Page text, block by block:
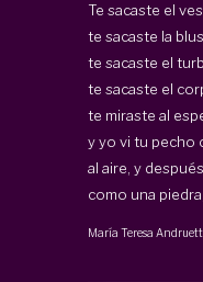
Te sacaste el
te sacaste la
te sacaste el
te sacaste el
te miraste al
y yo vi tu pecho
al aire, y
como una piedra,
María Teresa